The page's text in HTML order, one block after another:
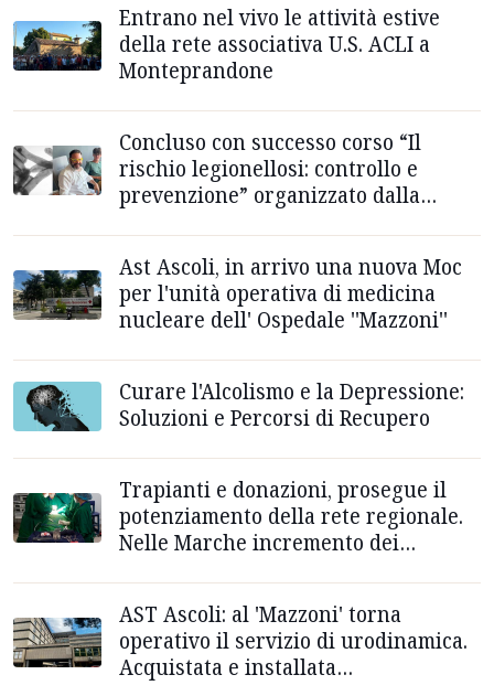
Entrano nel vivo le attività estive
della rete associativa U.S. ACLI a
Monteprandone
Concluso con successo corso “Il
rischio legionellosi: controllo e
prevenzione” organizzato dalla
Ast Ascoli, in arrivo una nuova Moc
per l'unità operativa di medicina
nucleare dell' Ospedale ''Mazzoni''
Curare l'Alcolismo e la Depressione:
Soluzioni e Percorsi di Recupero
Trapianti e donazioni, prosegue il
potenziamento della rete regionale.
Nelle Marche incremento dei
AST Ascoli: al 'Mazzoni' torna
operativo il servizio di urodinamica.
Acquistata e installata